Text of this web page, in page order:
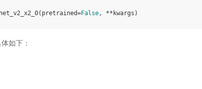
( pretrained=False, ** kwargs )
如下：